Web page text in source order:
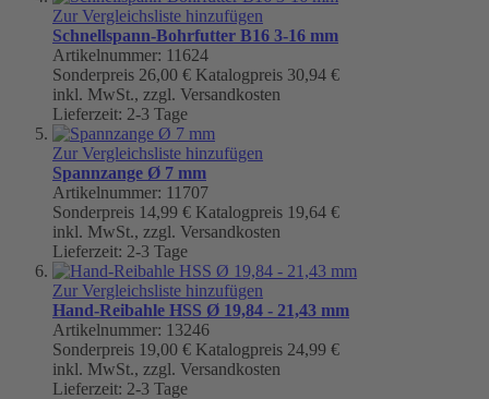
Zur Vergleichsliste hinzufügen
Schnellspann-Bohrfutter B16 3-16 mm
Artikelnummer: 11624
Sonderpreis 26,00 € Katalogpreis 30,94 €
inkl. MwSt., zzgl. Versandkosten
Lieferzeit: 2-3 Tage
Zur Vergleichsliste hinzufügen
Spannzange Ø 7 mm
Artikelnummer: 11707
Sonderpreis 14,99 € Katalogpreis 19,64 €
inkl. MwSt., zzgl. Versandkosten
Lieferzeit: 2-3 Tage
Zur Vergleichsliste hinzufügen
Hand-Reibahle HSS Ø 19,84 - 21,43 mm
Artikelnummer: 13246
Sonderpreis 19,00 € Katalogpreis 24,99 €
inkl. MwSt., zzgl. Versandkosten
Lieferzeit: 2-3 Tage